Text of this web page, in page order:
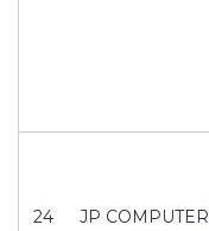
24 JP COMPUTER